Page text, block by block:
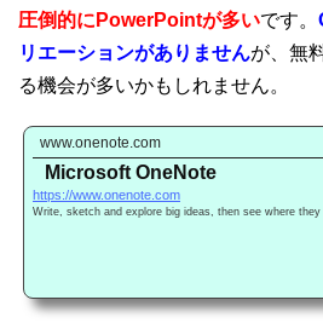
圧倒的にPowerPointが多いです。
リエーションがありませんが、無
る機会が多いかもしれません。
www.onenote.com
Microsoft OneNote
https://www.onenote.com
Write, sketch and explore big ideas, then see where they